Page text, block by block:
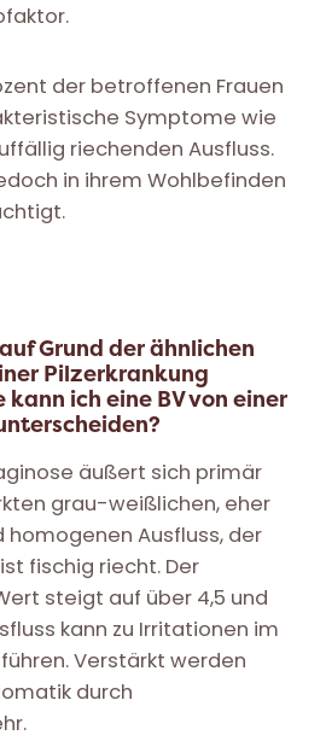
der betroffenen Frauen
Symptome wie
riechenden Ausfluss.
in ihrem Wohlbefinden
Grund der ähnlichen
Pilzerkrankung
ich eine BV von einer
äußert sich primär
grau-weißlichen, eher
homogenen Ausfluss, der
fischig riecht. Der
steigt auf über 4,5 und
kann zu Irritationen im
Verstärkt werden
durch